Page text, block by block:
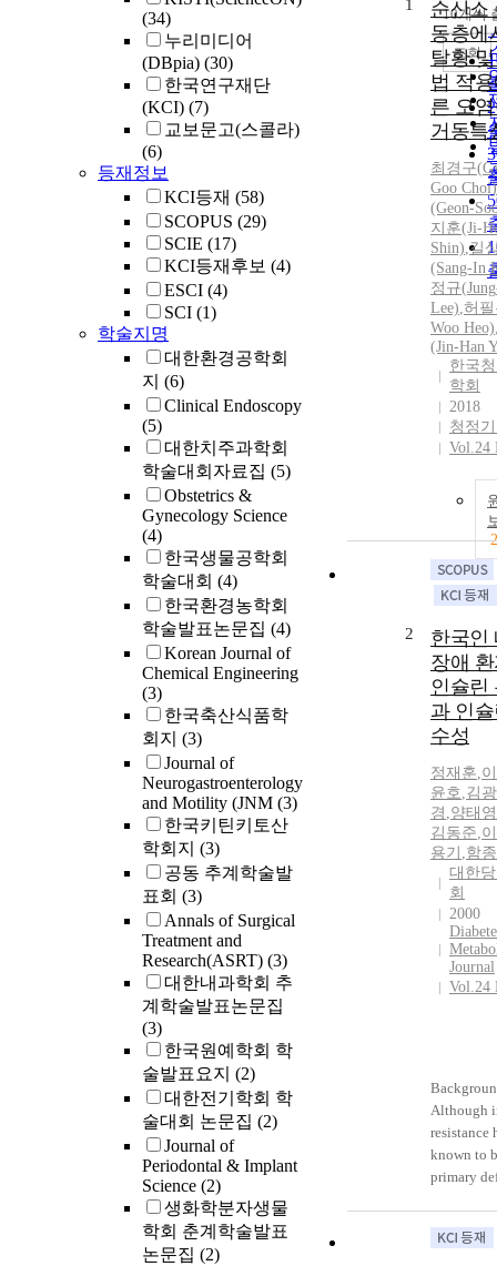
(34)
누리미디어
(DBpia) (30)
한국연구재단
(KCI) (7)
교보문고(스콜라)
(6)
등재정보
KCI등재 (58)
SCOPUS (29)
SCIE (17)
KCI등재후보 (4)
ESCI (4)
SCI (1)
학술지명
대한환경공학회
지 (6)
Clinical Endoscopy
(5)
대한치주과학회
학술대회자료집 (5)
Obstetrics &
Gynecology Science
(4)
한국생물공학회
학술대회 (4)
한국환경농학회
학술발표논문집 (4)
Korean Journal of
Chemical Engineering
(3)
한국축산식품학
회지 (3)
Journal of
Neurogastroenterology
and Motility (JNM (3)
한국키틴키토산
학회지 (3)
공동 추계학술발
표회 (3)
Annals of Surgical
Treatment and
Research(ASRT) (3)
대한내과학회 추
계학술발표논문집
(3)
한국원예학회 학
술발표요지 (2)
대한전기학회 학
술대회 논문집 (2)
Journal of
Periodontal & Implant
Science (2)
생화학분자생물
학회 춘계학술발표
논문집 (2)
10개씩
조회
1
순산소
동층에
탈황
법 적
른 오
거동특
최경구(
Goo Choi)
(Geon-
지훈(Ji-
Shin),길
(Sang-In
정규(Jung
Lee),허
Woo Heo)
(Jin-Han
한국
학회
2018
청정
Vol.24
2
2
한국인
장애
인슐린
과 인
수성
정재훈,
윤호,김
경 ,양태영
김동준,
용기 ,함
대한
회
2000
Journal
Vol.24
Although
resistance
known to
primary
Indians